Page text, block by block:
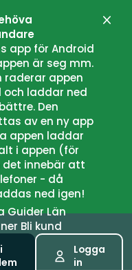
app för Android
är seg mm.
raderar appen
och laddar ned
Den
av en ny app
appen laddar
i appen (för
innebär att
- då
ned igen!
GuiderLän
Bli kund
Logga
in